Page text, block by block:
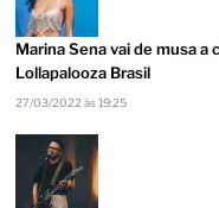
Marina Sena vai de musa
Lollapalooza Brasil
27/03/2022 às 19:25